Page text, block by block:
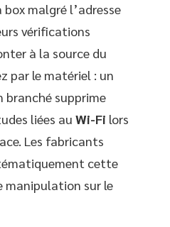
box malgré l’adresse
vérifications
à la source du
par le matériel : un
branché supprime
liées au Wi-Fi lors
Les fabricants
cette
manipulation sur le